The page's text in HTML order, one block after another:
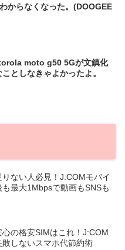
からなくなった。(DOOGEE
moto g50 5Gが文鎮化
としなきゃよかったよ。
りない人必見！J:COMモバイ
も最大1Mbpsで動画もSNSも
の格安SIMはこれ！J:COM
敗しないスマホ代節約術